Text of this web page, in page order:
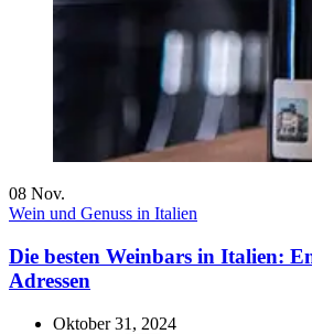
08 Nov.
Wein und Genuss in Italien
Die besten Weinbars in Italien:
Adressen
Oktober 31, 2024